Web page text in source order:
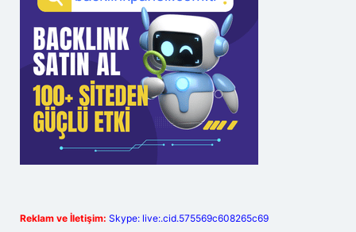
Reklam ve İletişim: Skype: live:.cid.575569c608265c69